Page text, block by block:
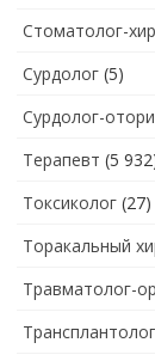
Стоматолог-
Сурдолог (5)
Сурдолог-
Терапевт (5
Токсиколог (27)
Торакальный
Травматолог-
Трансплантолог